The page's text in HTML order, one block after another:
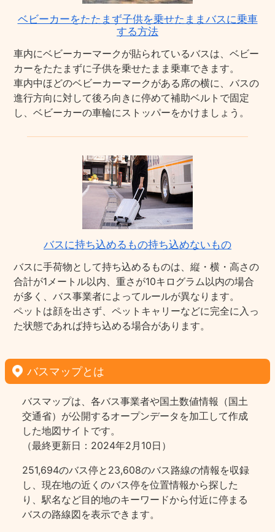
ベビーカーをたたまず子供を乗せたままバスに乗車
する方法
車内にベビーカーマークが貼られているバスは、ベビー
カーをたたまずに子供を乗せたまま乗車できます。
車内中ほどのベビーカーマークがある席の横に、バスの
進行方向に対して後ろ向きに停めて補助ベルトで固定
し、ベビーカーの車輪にストッパーをかけましょう。
バスに持ち込めるもの持ち込めないもの
バスに手荷物として持ち込めるものは、縦・横・高さの
合計が1メートル以内、重さが10キログラム以内の場合
が多く、バス事業者によってルールが異なります。
ペットは顔を出さず、ペットキャリーなどに完全に入っ
た状態であれば持ち込める場合があります。
バスマップとは
バスマップは、各バス事業者や国土数値情報（国土
交通省）が公開するオープンデータを加工して作成
した地図サイトです。
（最終更新日：2024年2月10日）
251,694のバス停と23,608のバス路線の情報を収録
し、現在地の近くのバス停を位置情報から探した
り、駅名など目的地のキーワードから付近に停まる
バスの路線図を表示できます。